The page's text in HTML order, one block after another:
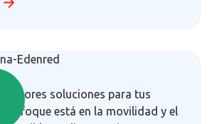
mejores soluciones para tus
enfoque está en la movilidad y el